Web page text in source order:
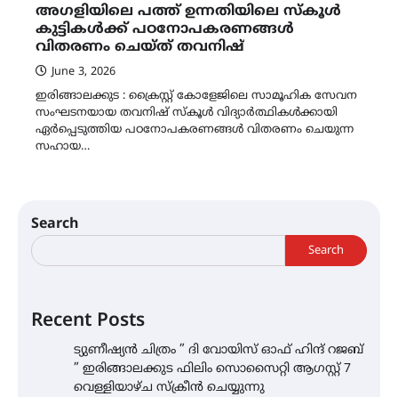
അഗളിയിലെ പത്ത് ഉന്നതിയിലെ സ്കൂൾ
കുട്ടികൾക്ക് പഠനോപകരണങ്ങൾ
വിതരണം ചെയ്ത് തവനിഷ്
June 3, 2026
ഇരിങ്ങാലക്കുട : ക്രൈസ്റ്റ് കോളേജിലെ സാമൂഹിക സേവന
സംഘടനയായ തവനിഷ് സ്കൂൾ വിദ്യാർത്ഥികൾക്കായി
ഏർപ്പെടുത്തിയ പഠനോപകരണങ്ങൾ വിതരണം ചെയുന്ന
സഹായ…
Search
Search
Recent Posts
ട്യുണീഷ്യൻ ചിത്രം ” ദി വോയിസ് ഓഫ് ഹിന്ദ് റജബ്
” ഇരിങ്ങാലക്കുട ഫിലിം സൊസൈറ്റി ആഗസ്റ്റ് 7
വെള്ളിയാഴ്ച സ്‌ക്രീൻ ചെയ്യുന്നു